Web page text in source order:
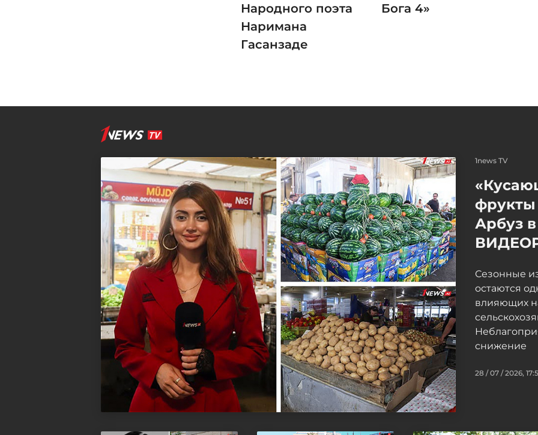
Народного поэта
Наримана
Гасанзаде
Бога 4»
1news TV
Арбуз
Сезонные
остаются
влияющих
снижение
28 / 07 / 2026,